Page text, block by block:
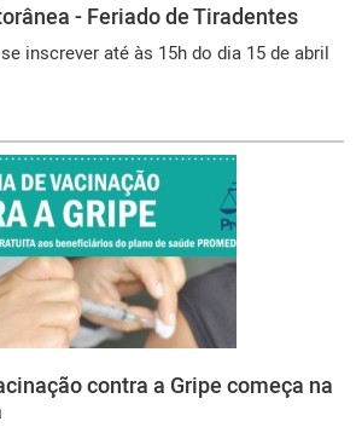
- Feriado de Tiradentes
inscrever até às 15h do dia 15 de abril
contra a Gripe começa na